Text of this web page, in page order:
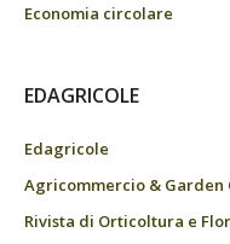
Economia circolare
EDAGRICOLE
Edagricole
Agricommercio & Garden
Rivista di Orticoltura e